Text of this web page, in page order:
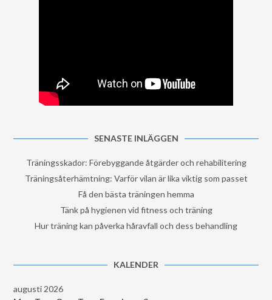
SENASTE INLÄGGEN
Träningsskador: Förebyggande åtgärder och rehabilitering
Träningsåterhämtning: Varför vilan är lika viktig som passet
Få den bästa träningen hemma
Tänk på hygienen vid fitness och träning
Hur träning kan påverka håravfall och dess behandling
KALENDER
augusti 2026